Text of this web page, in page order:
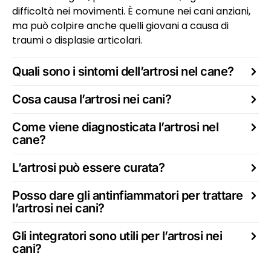
difficoltà nei movimenti. È comune nei cani anziani,
ma può colpire anche quelli giovani a causa di
traumi o displasie articolari.
Quali sono i sintomi dell’artrosi nel cane?
Cosa causa l’artrosi nei cani?
Come viene diagnosticata l’artrosi nel
cane?
L’artrosi può essere curata?
Posso dare gli antinfiammatori per trattare
l’artrosi nei cani?
Gli integratori sono utili per l’artrosi nei
cani?